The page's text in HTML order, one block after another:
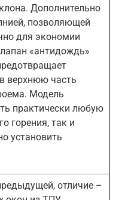
Дополнительно
позволяющей
для экономии
«антидождь»
верхнюю часть
Модель
практически любую
горения, так и
установить
отличие –